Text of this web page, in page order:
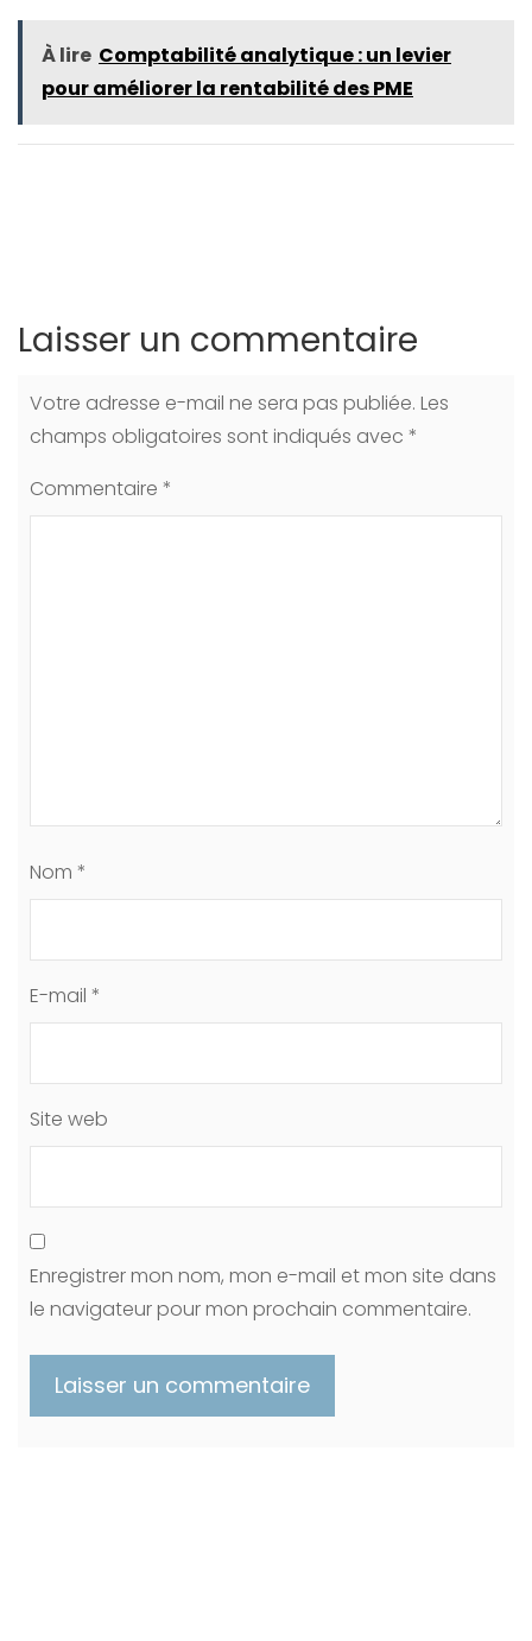
À lire Comptabilité analytique : un levier
pour améliorer la rentabilité des PME
Laisser un commentaire
Votre adresse e-mail ne sera pas publiée. Les
champs obligatoires sont indiqués avec *
Commentaire *
Nom *
E-mail *
Site web
Enregistrer mon nom, mon e-mail et mon site dans
le navigateur pour mon prochain commentaire.